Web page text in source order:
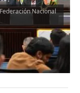
Nacional